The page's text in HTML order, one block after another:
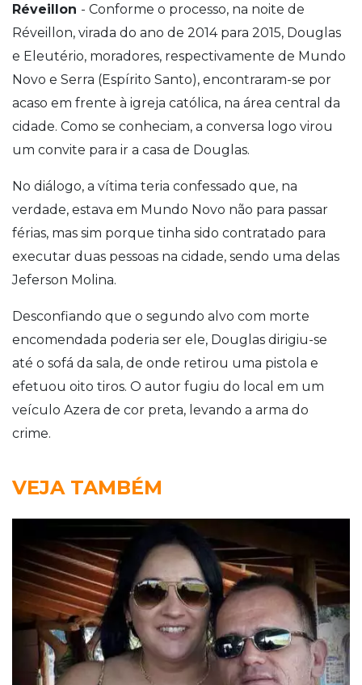
Réveillon - Conforme o processo, na noite de
Réveillon, virada do ano de 2014 para 2015, Douglas
e Eleutério, moradores, respectivamente de Mundo
Novo e Serra (Espírito Santo), encontraram-se por
acaso em frente à igreja católica, na área central da
cidade. Como se conheciam, a conversa logo virou
um convite para ir a casa de Douglas.
No diálogo, a vítima teria confessado que, na
verdade, estava em Mundo Novo não para passar
férias, mas sim porque tinha sido contratado para
executar duas pessoas na cidade, sendo uma delas
Jeferson Molina.
Desconfiando que o segundo alvo com morte
encomendada poderia ser ele, Douglas dirigiu-se
até o sofá da sala, de onde retirou uma pistola e
efetuou oito tiros. O autor fugiu do local em um
veículo Azera de cor preta, levando a arma do
crime.
VEJA TAMBÉM